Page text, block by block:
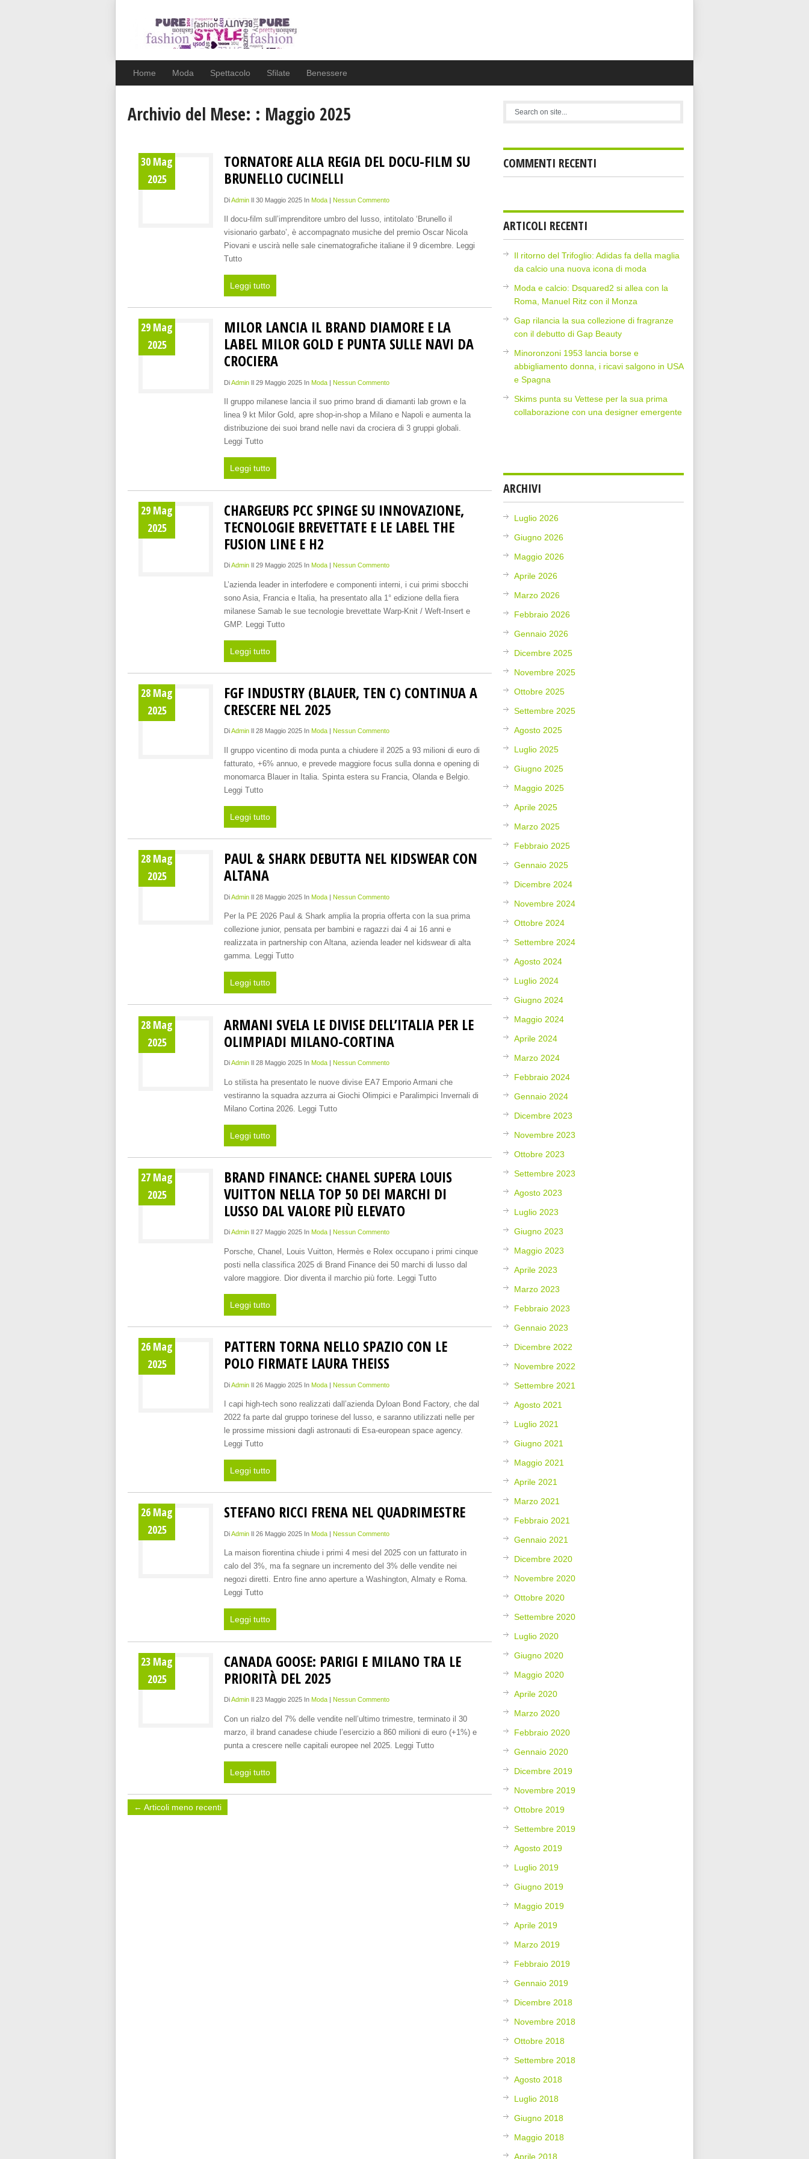
Home Moda Spettacolo Sfilate Benessere
Archivio del Mese: : Maggio 2025
30 Mag
2025
TORNATORE ALLA REGIA DEL DOCU-FILM SU
BRUNELLO CUCINELLI
DiAdmin Il 30 Maggio 2025 InModa |Nessun Commento
Il docu-film sull’imprenditore umbro del lusso, intitolato ‘Brunello il
visionario garbato’, è accompagnato musiche del premio Oscar Nicola
Piovani e uscirà nelle sale cinematografiche italiane il 9 dicembre. Leggi
Tutto
Leggi tutto
29 Mag
2025
MILOR LANCIA IL BRAND DIAMORE E LA
LABEL MILOR GOLD E PUNTA SULLE NAVI DA
CROCIERA
DiAdmin Il 29 Maggio 2025 InModa |Nessun Commento
Il gruppo milanese lancia il suo primo brand di diamanti lab grown e la
linea 9 kt Milor Gold, apre shop-in-shop a Milano e Napoli e aumenta la
distribuzione dei suoi brand nelle navi da crociera di 3 gruppi globali.
Leggi Tutto
Leggi tutto
29 Mag
2025
CHARGEURS PCC SPINGE SU INNOVAZIONE,
TECNOLOGIE BREVETTATE E LE LABEL THE
FUSION LINE E H2
DiAdmin Il 29 Maggio 2025 In Moda Nessun Commento
L’azienda leader in interfodere e componenti interni, i cui primi sbocchi
sono Asia, Francia e Italia, ha presentato alla 1° edizione della fiera
milanese Samab le sue tecnologie brevettate Warp-Knit / Weft-Insert e
GMP. Leggi Tutto
Leggi tutto
28 Mag
2025
FGF INDUSTRY (BLAUER, TEN C) CONTINUA A
CRESCERE NEL 2025
DiAdmin Il 28 Maggio 2025 In Moda Nessun Commento
Il gruppo vicentino di moda punta a chiudere il 2025 a 93 milioni di euro di
fatturato, +6% annuo, e prevede maggiore focus sulla donna e opening di
monomarca Blauer in Italia. Spinta estera su Francia, Olanda e Belgio.
Leggi Tutto
Leggi tutto
28 Mag
2025
PAUL & SHARK DEBUTTA NEL KIDSWEAR CON
ALTANA
DiAdmin Il 28 Maggio 2025 InModa |Nessun Commento
Per la PE 2026 Paul & Shark amplia la propria offerta con la sua prima
collezione junior, pensata per bambini e ragazzi dai 4 ai 16 anni e
realizzata in partnership con Altana, azienda leader nel kidswear di alta
gamma. Leggi Tutto
Leggi tutto
28 Mag
2025
ARMANI SVELA LE DIVISE DELL’ITALIA PER LE
OLIMPIADI MILANO-CORTINA
DiAdmin Il 28 Maggio 2025 InModa |Nessun Commento
Lo stilista ha presentato le nuove divise EA7 Emporio Armani che
vestiranno la squadra azzurra ai Giochi Olimpici e Paralimpici Invernali di
Milano Cortina 2026. Leggi Tutto
Leggi tutto
27 Mag
2025
BRAND FINANCE: CHANEL SUPERA LOUIS
VUITTON NELLA TOP 50 DEI MARCHI DI
LUSSO DAL VALORE PIÙ ELEVATO
DiAdmin Il 27 Maggio 2025 In Moda Nessun Commento
Porsche, Chanel, Louis Vuitton, Hermès e Rolex occupano i primi cinque
posti nella classifica 2025 di Brand Finance dei 50 marchi di lusso dal
valore maggiore. Dior diventa il marchio più forte. Leggi Tutto
Leggi tutto
26 Mag
2025
PATTERN TORNA NELLO SPAZIO CON LE
POLO FIRMATE LAURA THEISS
DiAdmin Il 26 Maggio 2025 InModa |Nessun Commento
I capi high-tech sono realizzati dall’azienda Dyloan Bond Factory, che dal
2022 fa parte dal gruppo torinese del lusso, e saranno utilizzati nelle per
le prossime missioni dagli astronauti di Esa-european space agency.
Leggi Tutto
Leggi tutto
26 Mag
2025
STEFANO RICCI FRENA NEL QUADRIMESTRE
DiAdmin Il 26 Maggio 2025 InModa |Nessun Commento
La maison fiorentina chiude i primi 4 mesi del 2025 con un fatturato in
calo del 3%, ma fa segnare un incremento del 3% delle vendite nei
negozi diretti. Entro fine anno aperture a Washington, Almaty e Roma.
Leggi Tutto
Leggi tutto
23 Mag
2025
CANADA GOOSE: PARIGI E MILANO TRA LE
PRIORITÀ DEL 2025
DiAdmin Il 23 Maggio 2025 InModa |Nessun Commento
Con un rialzo del 7% delle vendite nell’ultimo trimestre, terminato il 30
marzo, il brand canadese chiude l’esercizio a 860 milioni di euro (+1%) e
punta a crescere nelle capitali europee nel 2025. Leggi Tutto
Leggi tutto
← Articoli meno recenti
COMMENTI RECENTI
ARTICOLI RECENTI
Il ritorno del Trifoglio: Adidas fa della maglia
da calcio una nuova icona di moda
Moda e calcio: Dsquared2 si allea con la
Roma, Manuel Ritz con il Monza
Gap rilancia la sua collezione di fragranze
con il debutto di Gap Beauty
Minoronzoni 1953 lancia borse e
abbigliamento donna, i ricavi salgono in USA
e Spagna
Skims punta su Vettese per la sua prima
collaborazione con una designer emergente
ARCHIVI
Luglio 2026
Giugno 2026
Maggio 2026
Aprile 2026
Marzo 2026
Febbraio 2026
Gennaio 2026
Dicembre 2025
Novembre 2025
Ottobre 2025
Settembre 2025
Agosto 2025
Luglio 2025
Giugno 2025
Maggio 2025
Aprile 2025
Marzo 2025
Febbraio 2025
Gennaio 2025
Dicembre 2024
Novembre 2024
Ottobre 2024
Settembre 2024
Agosto 2024
Luglio 2024
Giugno 2024
Maggio 2024
Aprile 2024
Marzo 2024
Febbraio 2024
Gennaio 2024
Dicembre 2023
Novembre 2023
Ottobre 2023
Settembre 2023
Agosto 2023
Luglio 2023
Giugno 2023
Maggio 2023
Aprile 2023
Marzo 2023
Febbraio 2023
Gennaio 2023
Dicembre 2022
Novembre 2022
Settembre 2021
Agosto 2021
Luglio 2021
Giugno 2021
Maggio 2021
Aprile 2021
Marzo 2021
Febbraio 2021
Gennaio 2021
Dicembre 2020
Novembre 2020
Ottobre 2020
Settembre 2020
Luglio 2020
Giugno 2020
Maggio 2020
Aprile 2020
Marzo 2020
Febbraio 2020
Gennaio 2020
Dicembre 2019
Novembre 2019
Ottobre 2019
Settembre 2019
Agosto 2019
Luglio 2019
Giugno 2019
Maggio 2019
Aprile 2019
Marzo 2019
Febbraio 2019
Gennaio 2019
Dicembre 2018
Novembre 2018
Ottobre 2018
Settembre 2018
Agosto 2018
Luglio 2018
Giugno 2018
Maggio 2018
Aprile 2018